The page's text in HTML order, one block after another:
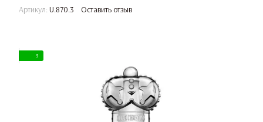
Артикул: U.870.3 Оставить отзыв
3